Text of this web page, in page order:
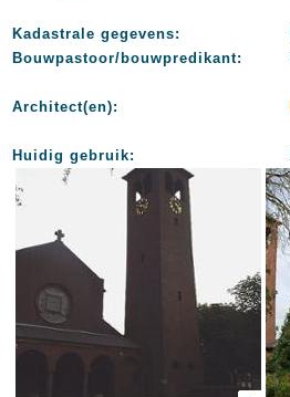
Kadastrale gegevens:
Bouwpastoor/bouwpredikant:
Architect(en):
Huidig gebruik: